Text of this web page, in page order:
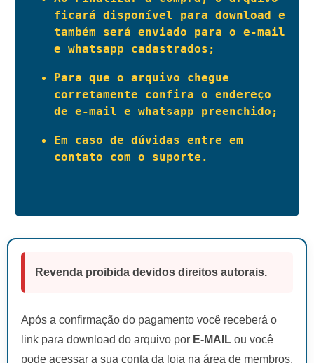
ficará disponível para download e
também será enviado para o e-mail
e whatsapp cadastrados;
Para que o arquivo chegue
corretamente confira o endereço
de e-mail e whatsapp preenchido;
Em caso de dúvidas entre em
contato com o suporte.
Revenda proibida devidos direitos autorais.
Após a confirmação do pagamento você receberá o
link para download do arquivo por E-MAIL ou você
pode acessar a sua conta da loja na área de membros.